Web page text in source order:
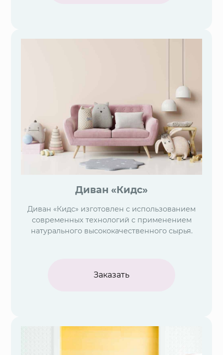
Диван «Кидс»
Диван «Кидс» изготовлен с использованием
современных технологий с применением
натурального высококачественного сырья.
Заказать